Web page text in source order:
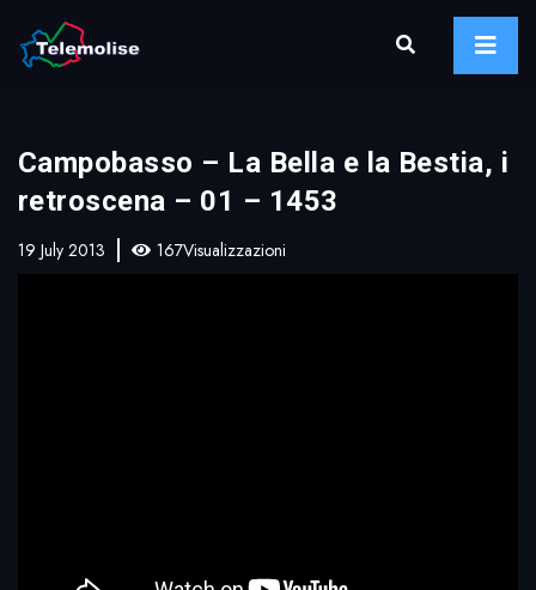
Campobasso – La Bella e la Bestia, i
retroscena – 01 – 1453
19 July 2013 167Visualizzazioni